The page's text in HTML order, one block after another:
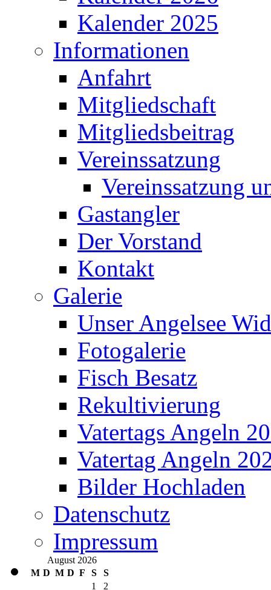
Informationen
Anfahrt
Mitgliedschaft
Mitgliedsbeitrag
Vereinssatzung
Vereinssatzung
Gastangler
Der Vorstand
Kontakt
Galerie
Unser Angelsee
Fotogalerie
Fisch Besatz
Rekultivierung
Vatertags Angeln
Vatertag Angeln
Bilder Hochladen
Datenschutz
Impressum
August 2026
1
2
5 6 7 8
9
10 11 12 13 14 15
16
22
23